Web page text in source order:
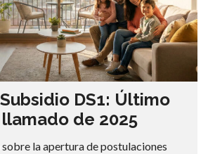
DS1: Último
de 2025
la apertura de postulaciones